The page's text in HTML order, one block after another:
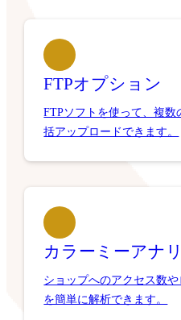
FTPオプション
FTPソフトを使って、複数
括アップロードできます。
カラーミーアナ
ショップへのアクセス数
を簡単に解析できます。